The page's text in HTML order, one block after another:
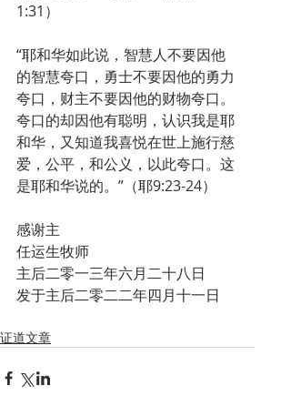
1:31）
“耶和华如此说，智慧人不要因他
的智慧夸口，勇士不要因他的勇力
夸口，财主不要因他的财物夸口。
夸口的却因他有聪明，认识我是耶
和华，又知道我喜悦在世上施行慈
爱，公平，和公义，以此夸口。这
是耶和华说的。”（耶9:23-24）
感谢主
任运生牧师
主后二零一三年六月二十八日
发于主后二零二二年四月十一日
证道文章